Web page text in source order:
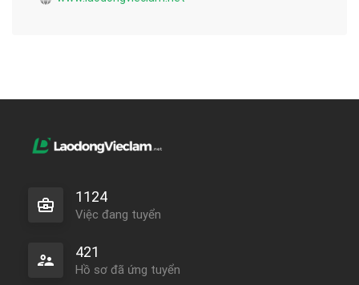
1124
Việc đang tuyển
421
Hồ sơ đã ứng tuyển